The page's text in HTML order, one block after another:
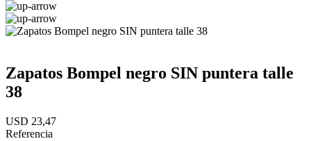
Zapatos Bompel negro SIN puntera talle
38
USD 23,47
Referencia